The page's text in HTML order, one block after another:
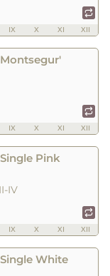
IX X XI XII
IX X XI XII
Pink
IV
IX X XI XII
White